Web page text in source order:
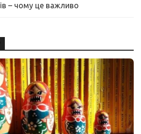
– чому це важливо